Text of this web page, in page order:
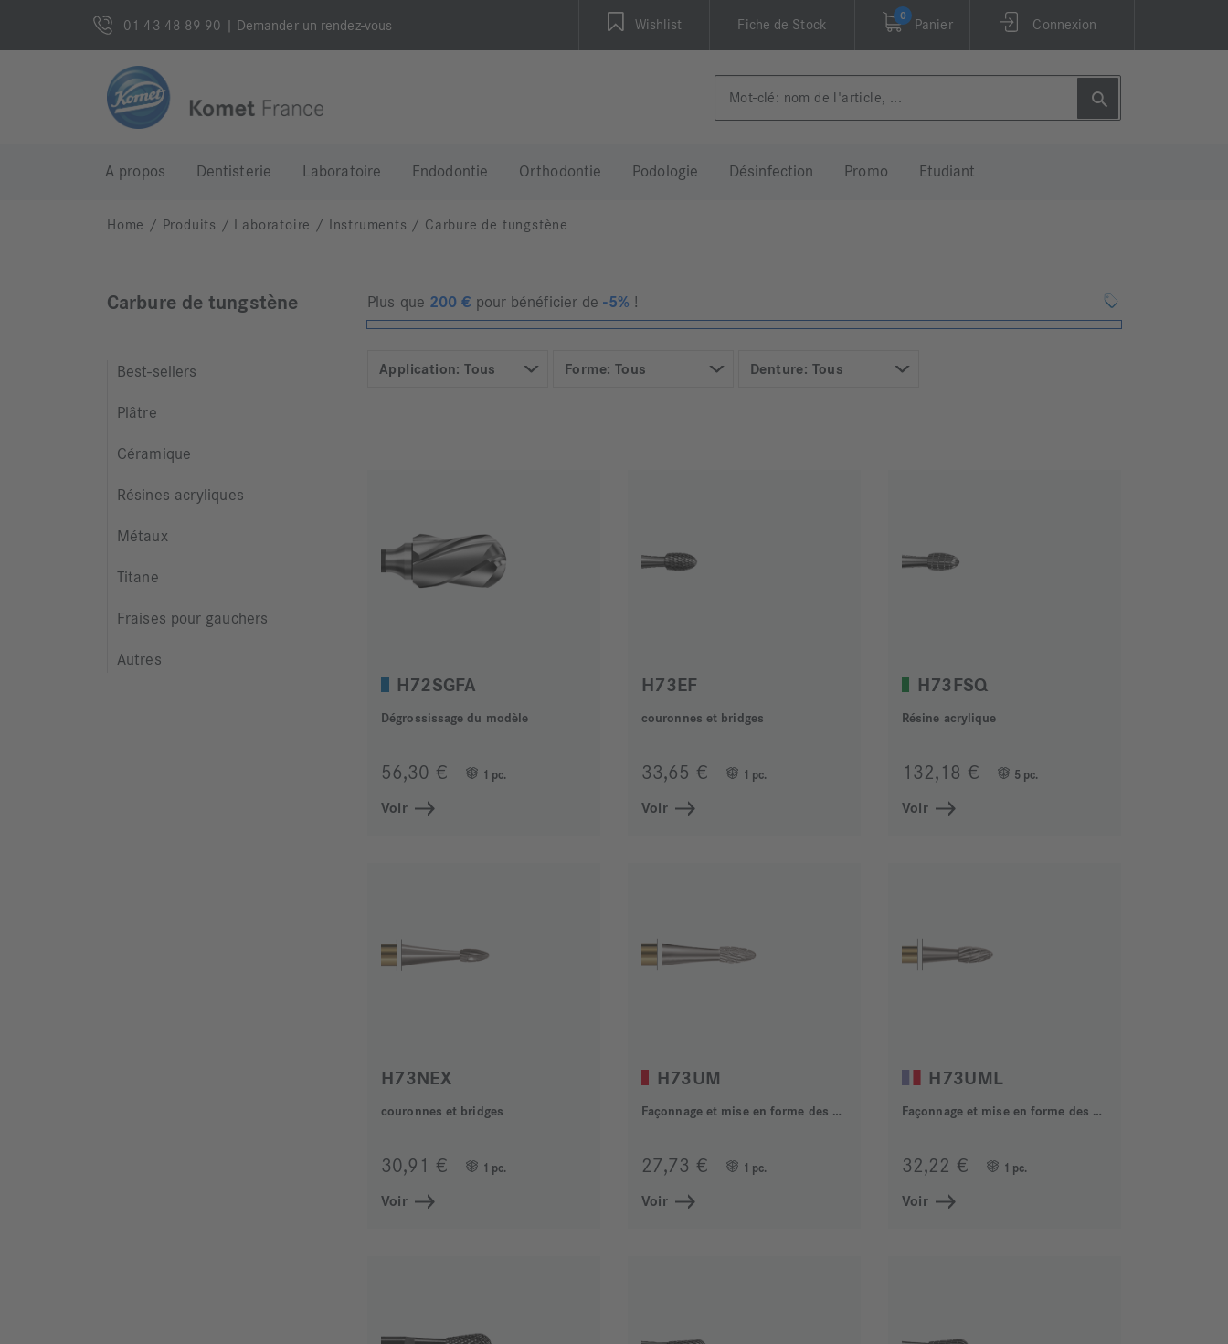
01 43 48 89 90 | Demander un rendez-vous Wishlist Fiche de Stock
0
Panier Connexion
A propos Dentisterie Laboratoire Endodontie Orthodontie Podologie Désinfection Promo Etudiant
Home / Produits / Laboratoire / Instruments / Carbure de tungstène
Carbure de tungstène
Best-sellers
Plâtre
Céramique
Résines acryliques
Métaux
Titane
Fraises pour gauchers
Autres
Plus que 200 € pour bénéficier de-5% !
Application: Tous Forme: Tous Denture: Tous
H72SGFA
Dégrossissage du modèle
56,30 € 1 pc.
Voir
H73EF
couronnes et bridges
33,65 € 1 pc.
Voir
H73FSQ
Résine acrylique
132,18 € 5 pc.
Voir
H73NEX
couronnes et bridges
30,91 € 1 pc.
Voir
H73UM
Façonnage et mise en forme des alliages métalliques
27,73 € 1 pc.
Voir
H73UML
Façonnage et mise en forme des alliages métalliques
32,22 € 1 pc.
Voir